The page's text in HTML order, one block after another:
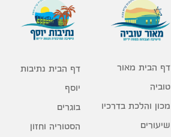
דף הבית מאור
טוביה
מכון והלכת בדרכיו
שיעורים
דף הבית נתיבות
יוסף
בוגרים
הסטוריה וחזון